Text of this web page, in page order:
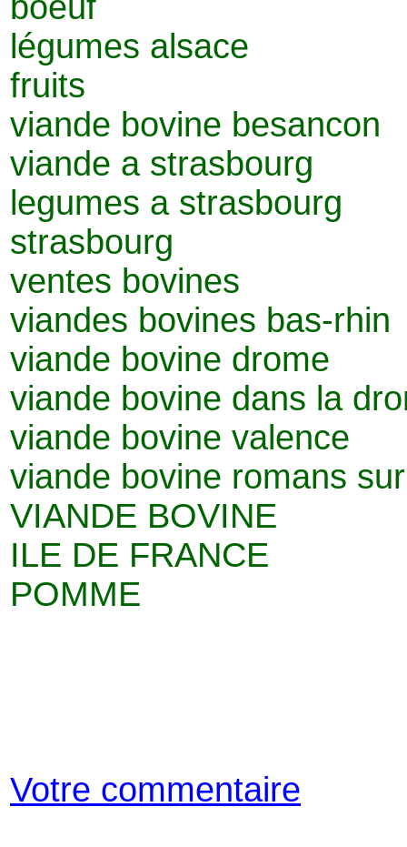
légumes alsace
fruits
viande bovine besancon
viande a strasbourg
legumes a strasbourg
strasbourg
ventes bovines
viandes bovines bas-rhin
viande bovine drome
viande bovine dans la
viande bovine valence
viande bovine romans
VIANDE BOVINE
ILE DE FRANCE
POMME
Votre commentaire